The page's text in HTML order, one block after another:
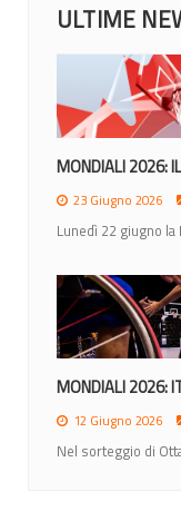
ULTIME
MONDIALI 2026:
23 Giugno 2026
Lunedì 22 giugno la
MONDIALI 2026:
12 Giugno 2026
Nel sorteggio di